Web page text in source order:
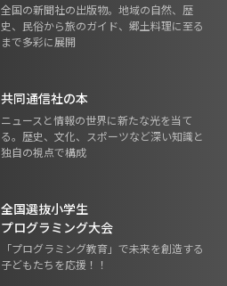
全国の新聞社の出版物。地域の自然、歴
史、民俗から旅のガイド、郷土料理に至る
まで多彩に展開
共同通信社の本
ニュースと情報の世界に新たな光を当て
る。歴史、文化、スポーツなど深い知識と
独自の視点で構成
全国選抜小学生
プログラミング大会
「プログラミング教育」で未来を創造する
子どもたちを応援！！